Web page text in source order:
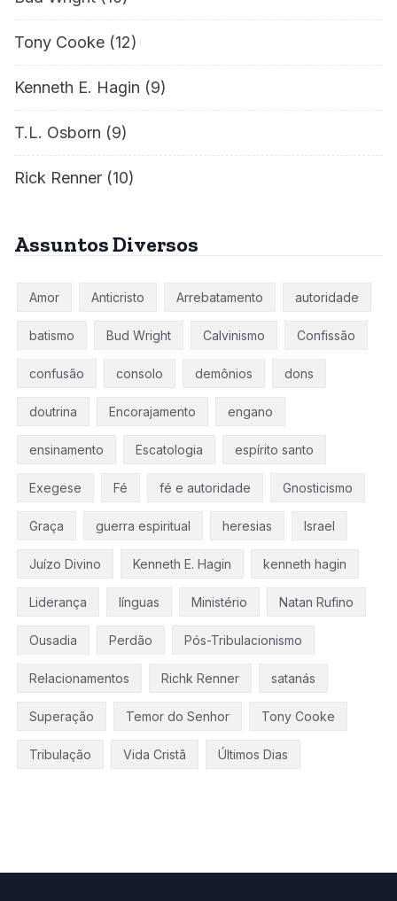
Tony Cooke (12)
Kenneth E. Hagin (9)
T.L. Osborn (9)
Rick Renner (10)
Assuntos Diversos
Amor Anticristo Arrebatamento autoridade
batismo Bud Wright Calvinismo Confissão
confusão consolo demônios dons
doutrina Encorajamento engano
ensinamento Escatologia espírito santo
Exegese Fé fé e autoridade Gnosticismo
Graça guerra espiritual heresias Israel
Juízo Divino Kenneth E. Hagin kenneth hagin
Liderança línguas Ministério Natan Rufino
Ousadia Perdão Pós-Tribulacionismo
Relacionamentos Richk Renner satanás
Superação Temor do Senhor Tony Cooke
Tribulação Vida Cristã Últimos Dias